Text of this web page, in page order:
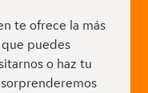
te ofrece la más
puedes
o haz tu